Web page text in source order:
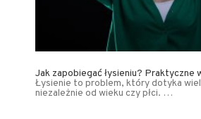
Jak zapobiegać łysieniu? Praktyczne
Łysienie to problem, który dotyka
niezależnie od wieku czy płci. …